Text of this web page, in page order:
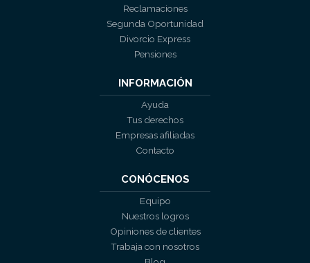
Reclamaciones
Segunda Oportunidad
Divorcio Express
Pensiones
INFORMACIÓN
Ayuda
Tus derechos
Empresas afiliadas
Contacto
CONÓCENOS
Equipo
Nuestros logros
Opiniones de clientes
Trabaja con nosotros